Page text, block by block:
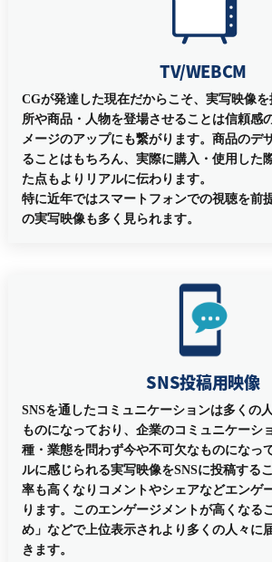
TV/WEBCM
CGが発達した現在だからこそ、実写映像
所や商品・人物を登場させることは信頼感
メージのアップにも繋がります。商品のデ
ることはもちろん、実際に購入・使用した
た点もよりリアルに伝わります。
特に近年ではスマートフォンでの視聴を前
の実写映像も多く見られます。
SNS投稿用映像
SNSを通したコミュニケーションは多くの
ものになっており、企業のコミュニケーシ
種・業態を問わず今や不可欠なものになっ
ルに感じられる実写映像をSNSに投稿する
率も高くなりコメントやシェアなどエンゲ
ります。このエンゲージメントが高くなる
め」などで上位表示されより多くの人々に
きます。